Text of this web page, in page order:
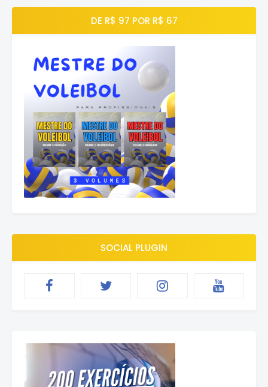
DE R$ 97 POR R$ 67
SOCIAL PLUGIN